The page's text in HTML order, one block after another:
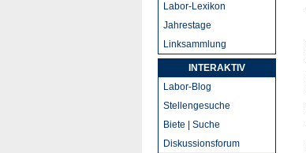
Labor-Lexikon
Jahrestage
Linksammlung
INTERAKTIV
Labor-Blog
Stellengesuche
Biete | Suche
Diskussionsforum